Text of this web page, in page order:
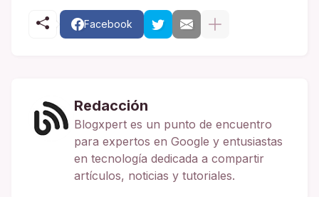
Facebook
Redacción
Blogxpert es un punto de encuentro
para expertos en Google y entusiastas
en tecnología dedicada a compartir
artículos, noticias y tutoriales.